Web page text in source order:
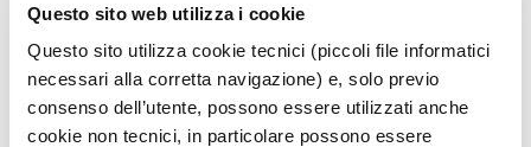
Questo sito web utilizza i cookie
Questo sito utilizza cookie tecnici (piccoli file informatici
necessari alla corretta navigazione) e, solo previo
consenso dell’utente, possono essere utilizzati anche
cookie non tecnici, in particolare possono essere
Tutti i dossier
All
B
C